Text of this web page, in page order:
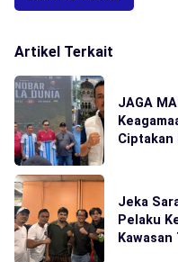
Artikel Terkait
JAGA
Jeka
Pelaku